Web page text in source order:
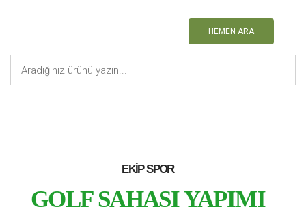
HEMEN ARA
EKIP SPOR
GOLF SAHASI YAPIMI